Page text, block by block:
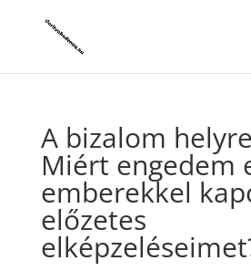
A bizalom
Miért engedem
emberekkel
előzetes